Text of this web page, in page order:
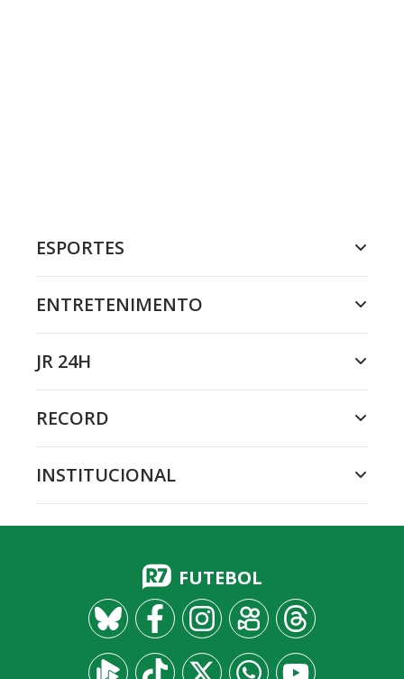
ESPORTES
ENTRETENIMENTO
JR 24H
RECORD
INSTITUCIONAL
FUTEBOL